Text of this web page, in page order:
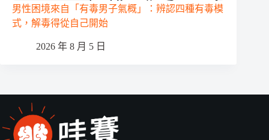
男性困境來自「有毒男子氣概」：辨認四種有毒模
式，解毒得從自己開始
2026 年 8 月 5 日